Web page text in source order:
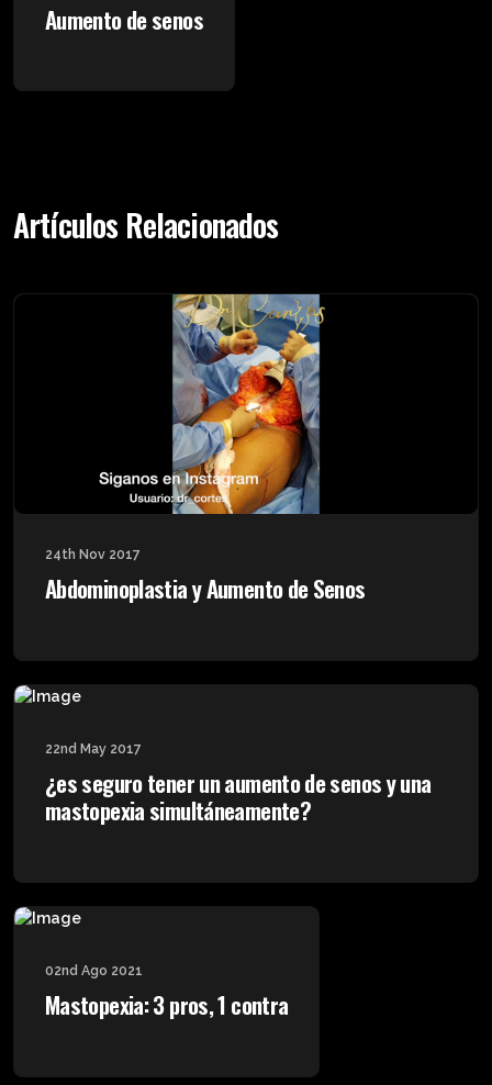
Aumento de senos
Artículos Relacionados
24th Nov 2017
Abdominoplastia y Aumento de Senos
22nd May 2017
¿es seguro tener un aumento de senos y una
mastopexia simultáneamente?
02nd Ago 2021
Mastopexia: 3 pros, 1 contra